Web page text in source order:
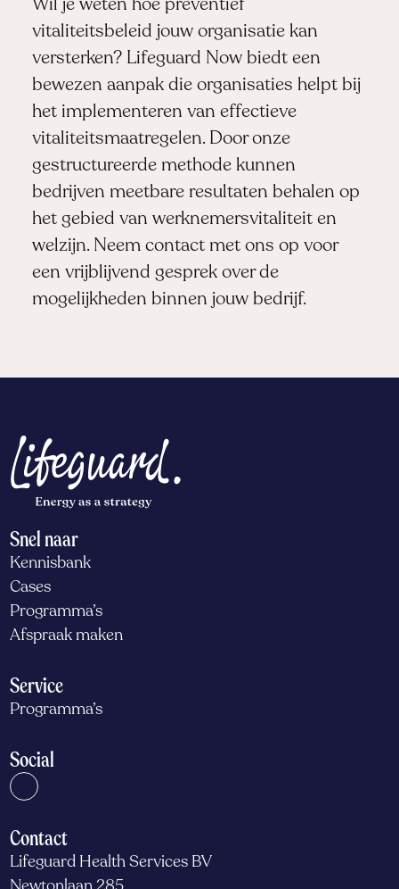
Wil je weten hoe preventief
vitaliteitsbeleid jouw organisatie kan
versterken? Lifeguard Now biedt een
bewezen aanpak die organisaties helpt bij
het implementeren van effectieve
vitaliteitsmaatregelen. Door onze
gestructureerde methode kunnen
bedrijven meetbare resultaten behalen op
het gebied van werknemersvitaliteit en
welzijn. Neem contact met ons op voor
een vrijblijvend gesprek over de
mogelijkheden binnen jouw bedrijf.
Snel naar
Kennisbank
Cases
Programma’s
Afspraak maken
Service
Programma’s
Social
Contact
Lifeguard Health Services BV